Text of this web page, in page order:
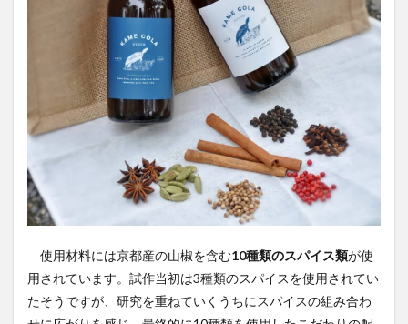
使用材料には京都産の山椒を含む10種類のスパイス類が使
用されています。試作当初は3種類のスパイスを使用されてい
たそうですが、研究を重ねていくうちにスパイスの組み合わ